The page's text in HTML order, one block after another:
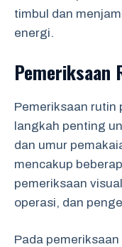
timbul dan
energi.
Pemeriksaan
Pemeriksaan rutin
langkah penting
dan umur
mencakup
pemeriksaan
operasi, dan
Pada